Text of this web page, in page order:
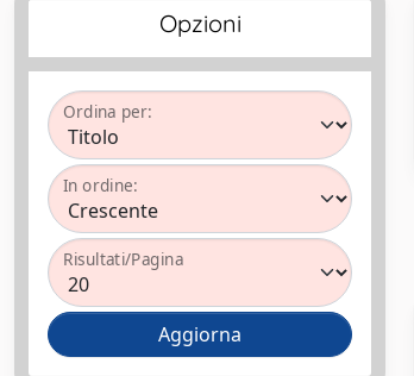
Opzioni
Ordina per:
In ordine:
Risultati/Pagina